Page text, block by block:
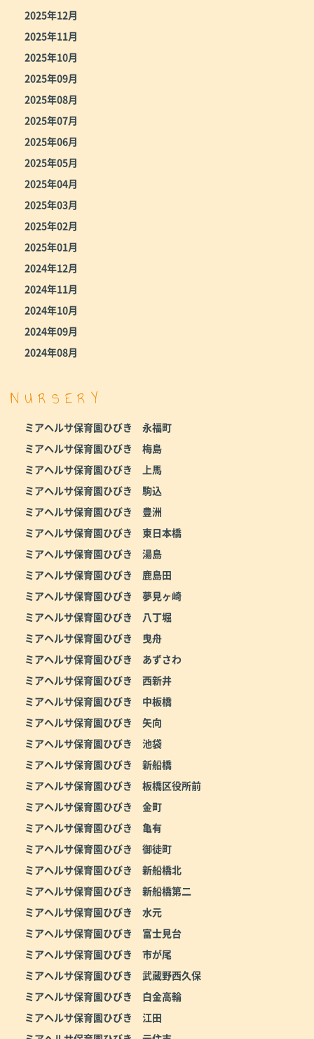
2025年12月
2025年11月
2025年10月
2025年09月
2025年08月
2025年07月
2025年06月
2025年05月
2025年04月
2025年03月
2025年02月
2025年01月
2024年12月
2024年11月
2024年10月
2024年09月
2024年08月
NURSERY
ミアヘルサ保育園ひびき 永福町
ミアヘルサ保育園ひびき 梅島
ミアヘルサ保育園ひびき 上馬
ミアヘルサ保育園ひびき 駒込
ミアヘルサ保育園ひびき 豊洲
ミアヘルサ保育園ひびき 東日本橋
ミアヘルサ保育園ひびき 湯島
ミアヘルサ保育園ひびき 鹿島田
ミアヘルサ保育園ひびき 夢見ヶ崎
ミアヘルサ保育園ひびき 八丁堀
ミアヘルサ保育園ひびき 曳舟
ミアヘルサ保育園ひびき あずさわ
ミアヘルサ保育園ひびき 西新井
ミアヘルサ保育園ひびき 中板橋
ミアヘルサ保育園ひびき 矢向
ミアヘルサ保育園ひびき 池袋
ミアヘルサ保育園ひびき 新船橋
ミアヘルサ保育園ひびき 板橋区役所前
ミアヘルサ保育園ひびき 金町
ミアヘルサ保育園ひびき 亀有
ミアヘルサ保育園ひびき 御徒町
ミアヘルサ保育園ひびき 新船橋北
ミアヘルサ保育園ひびき 新船橋第二
ミアヘルサ保育園ひびき 水元
ミアヘルサ保育園ひびき 富士見台
ミアヘルサ保育園ひびき 市が尾
ミアヘルサ保育園ひびき 武蔵野西久保
ミアヘルサ保育園ひびき 白金高輪
ミアヘルサ保育園ひびき 江田